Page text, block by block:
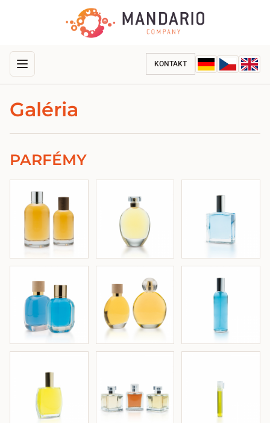
KONTAKT
Galéria
PARFÉMY